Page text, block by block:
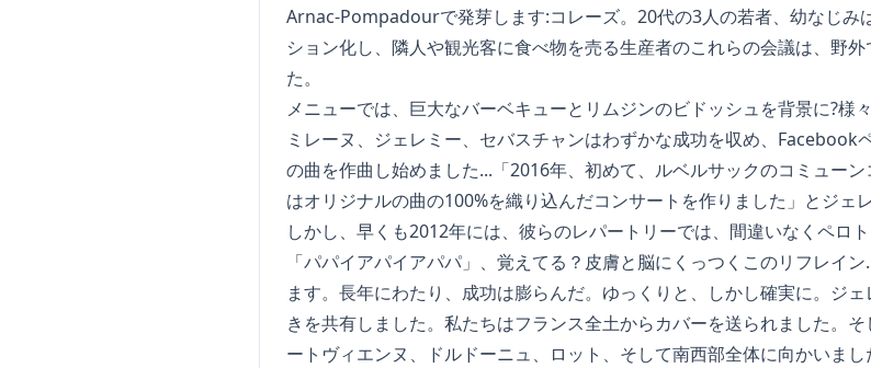
Arnac-Pompadourで発芽します:コレーズ。20代の3人の若者、幼なじみ
ション化し、隣人や観光客に食べ物を売る生産者のこれらの会議は、野
た。
メニューでは、巨大なバーベキューとリムジンのビドッシュを背景に?様
ミレーヌ、ジェレミー、セバスチャンはわずかな成功を収め、Facebook
の曲を作曲し始めました...「2016年、初めて、ルベルサックのコミュー
はオリジナルの曲の100%を織り込んだコンサートを作りました」とジェ
しかし、早くも2012年には、彼らのレパートリーでは、間違いなくペロ
「パパイアパイアパパ」、覚えてる？皮膚と脳にくっつくこのリフレイ
ます。長年にわたり、成功は膨らんだ。ゆっくりと、しかし確実に。ジ
きを共有しました。私たちはフランス全土からカバーを送られました。
ートヴィエンヌ、ドルドーニュ、ロット、そして南西部全体に向かいま